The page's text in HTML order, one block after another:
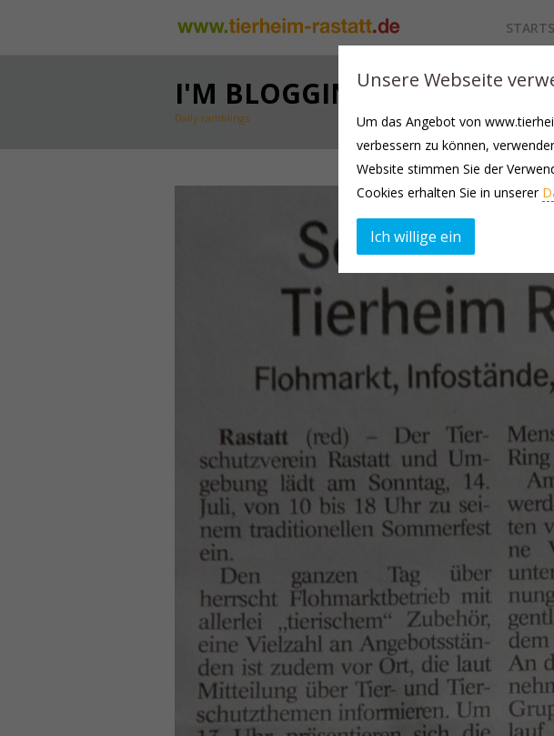
I'M BLOGGING.
Daily ramblings
Unsere Webseite
Um das Angebot von
verbessern zu können,
Website stimmen Sie der
Cookies erhalten Sie in unserer
Ich willige ein